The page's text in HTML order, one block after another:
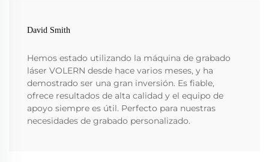
David Smith
Hemos estado utilizando la máquina de grabado
láser VOLERN desde hace varios meses, y ha
demostrado ser una gran inversión. Es fiable,
ofrece resultados de alta calidad y el equipo de
apoyo siempre es útil. Perfecto para nuestras
necesidades de grabado personalizado.